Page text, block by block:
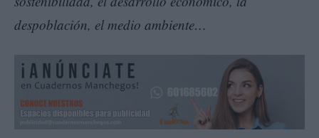
despoblación, el medio ambiente…